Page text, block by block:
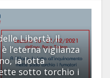
Libertà. Il
l’eterna vigilanza
la lotta
sotto torchio i